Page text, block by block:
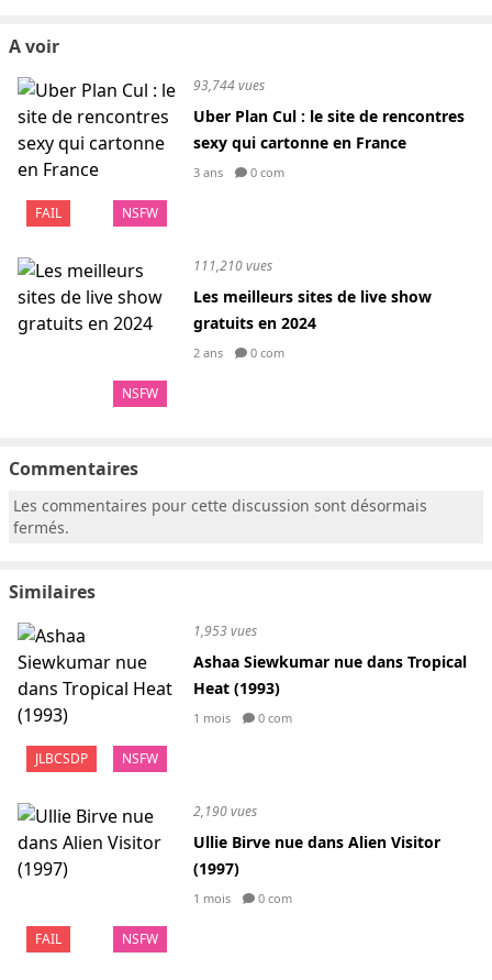
A voir
FAIL NSFW
93,744 vues
Uber Plan Cul : le site de rencontres
sexy qui cartonne en France
3 ans 0 com
NSFW
111,210 vues
Les meilleurs sites de live show
gratuits en 2024
2 ans 0 com
Commentaires
Les commentaires pour cette discussion sont désormais
fermés.
Similaires
JLBCSDP NSFW
1,953 vues
Ashaa Siewkumar nue dans Tropical
Heat (1993)
1 mois 0 com
FAIL NSFW
2,190 vues
Ullie Birve nue dans Alien Visitor
(1997)
1 mois 0 com